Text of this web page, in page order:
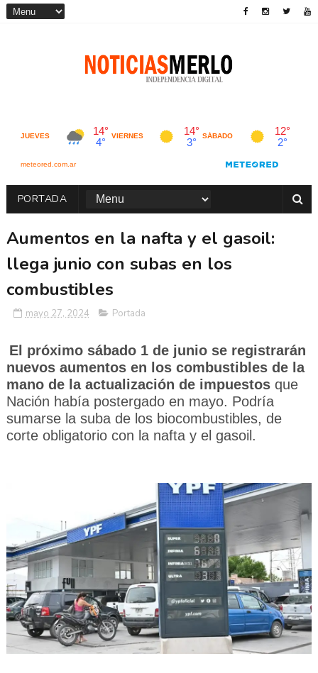
PORTADA
Aumentos en la nafta y el gasoil:
llega junio con subas en los
combustibles
mayo 27, 2024 Portada
El próximo sábado 1 de junio se registrarán
nuevos aumentos en los combustibles de la
mano de la actualización de impuestos que
Nación había postergado en mayo. Podría
sumarse la suba de los biocombustibles, de
corte obligatorio con la nafta y el gasoil.